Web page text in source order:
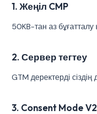
1. Жеңіл CMP
50KB-тан аз
2. Сервер тегтеу
GTM деректерді
3. Consent Mode